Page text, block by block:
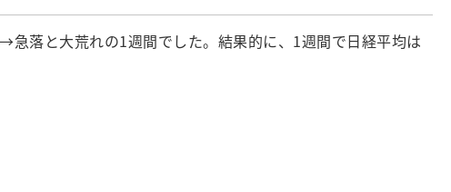
落と大荒れの1週間でした。結果的に、1週間で日経平均は